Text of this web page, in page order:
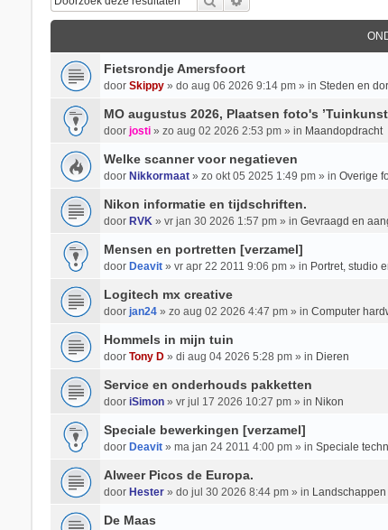
Fietsrondje Amersfoort
door Skippy» do aug 06 2026 9:14 pm » in Steden en
MO augustus 2026, Plaatsen foto's
door josti» zo aug 02 2026 2:53 pm » in Maandopdracht
Welke scanner voor negatieven
door Nikkormaat» zo okt 05 2025 1:49 pm » in Overige
Nikon informatie en tijdschriften.
door RVK» vr jan 30 2026 1:57 pm » in Gevraagd en
Mensen en portretten [verzamel]
door Deavit» vr apr 22 2011 9:06 pm » in Portret, studio
Logitech mx creative
door jan24» zo aug 02 2026 4:47 pm » in Computer
Hommels in mijn tuin
door Tony D» di aug 04 2026 5:28 pm » in Dieren
Service en onderhouds pakketten
door iSimon» vr jul 17 2026 10:27 pm » in Nikon
Speciale bewerkingen [verzamel]
door Deavit» ma jan 24 2011 4:00 pm » in Speciale
Alweer Picos de Europa.
door Hester» do jul 30 2026 8:44 pm » in Landschappen
De Maas